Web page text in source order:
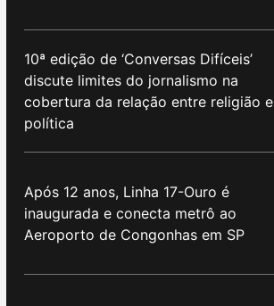
10ª edição de ‘Conversas Difíceis’
discute limites do jornalismo na
cobertura da relação entre religião e
política
Após 12 anos, Linha 17-Ouro é
inaugurada e conecta metrô ao
Aeroporto de Congonhas em SP